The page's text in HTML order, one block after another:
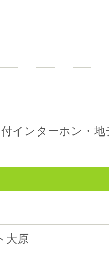
インターホン・地
大原